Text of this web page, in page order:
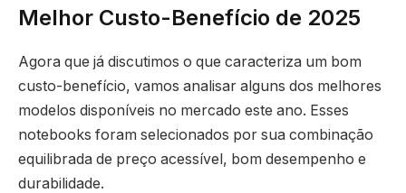
Melhor Custo-Benefício de 2025
Agora que já discutimos o que caracteriza um bom
custo-benefício, vamos analisar alguns dos melhores
modelos disponíveis no mercado este ano. Esses
notebooks foram selecionados por sua combinação
equilibrada de preço acessível, bom desempenho e
durabilidade.